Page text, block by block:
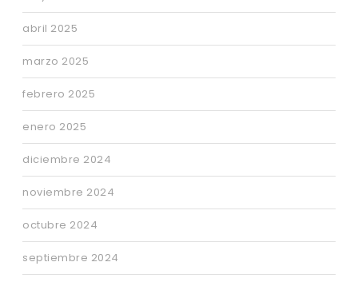
abril 2025
marzo 2025
febrero 2025
enero 2025
diciembre 2024
noviembre 2024
octubre 2024
septiembre 2024